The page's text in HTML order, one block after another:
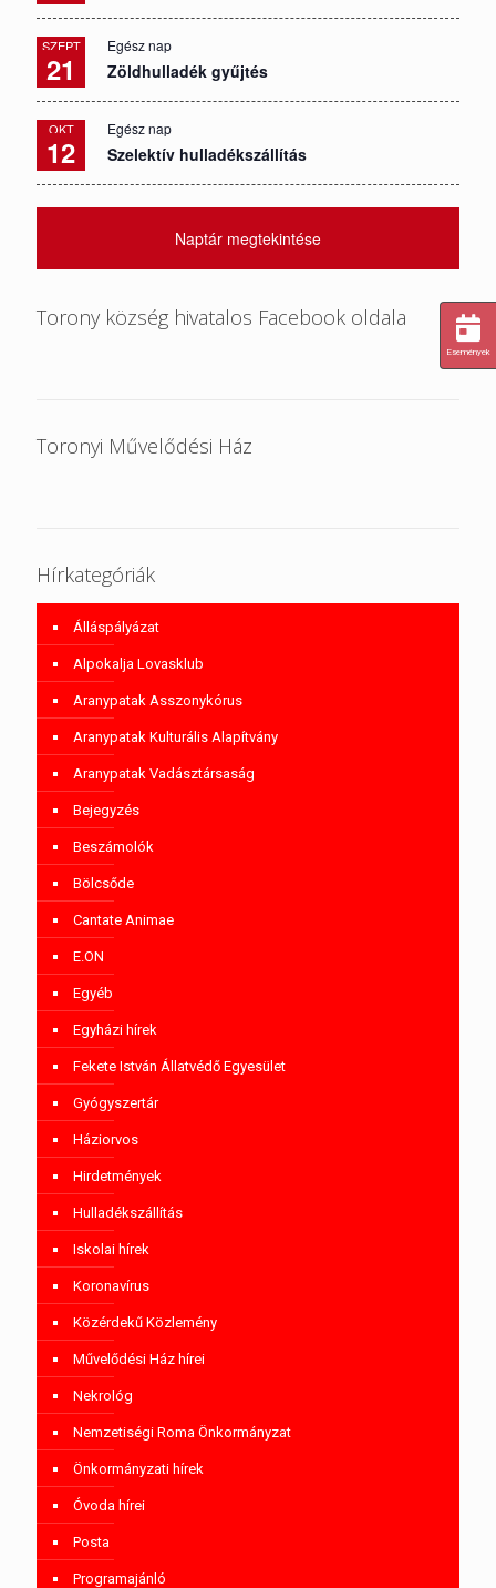
SZEPT
21
Egész nap
Zöldhulladék gyűjtés
OKT
12
Egész nap
Szelektív hulladékszállítás
Naptár megtekintése
Torony község hivatalos Facebook oldala
Toronyi Művelődési Ház
Hírkategóriák
Álláspályázat
Alpokalja Lovasklub
Aranypatak Asszonykórus
Aranypatak Kulturális Alapítvány
Aranypatak Vadásztársaság
Bejegyzés
Beszámolók
Bölcsőde
Cantate Animae
E.ON
Egyéb
Egyházi hírek
Fekete István Állatvédő Egyesület
Gyógyszertár
Háziorvos
Hirdetmények
Hulladékszállítás
Iskolai hírek
Koronavírus
Közérdekű Közlemény
Művelődési Ház hírei
Nekrológ
Nemzetiségi Roma Önkormányzat
Önkormányzati hírek
Óvoda hírei
Posta
Programajánló
Események